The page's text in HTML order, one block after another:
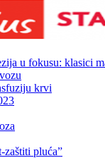
u fokusu: klasici
krvi
zaštiti pluća”